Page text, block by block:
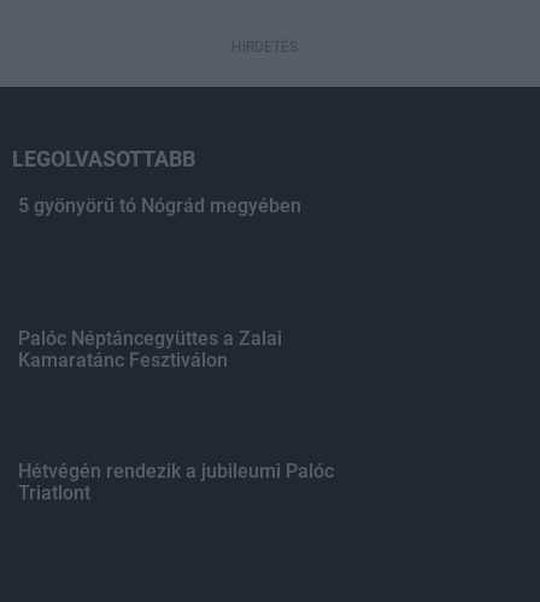
HIRDETÉS
LEGOLVASOTTABB
5 gyönyörű tó Nógrád megyében
Palóc Néptáncegyüttes a Zalai
Kamaratánc Fesztiválon
Hétvégén rendezik a jubileumi Palóc
Triatlont